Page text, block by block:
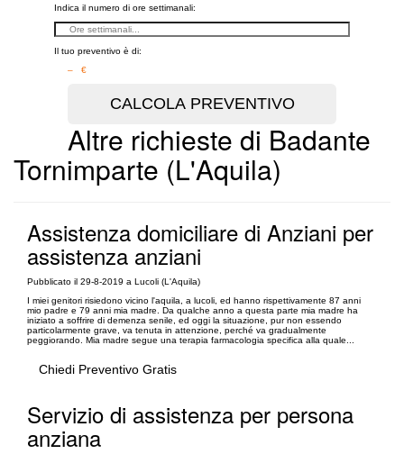
Indica il numero di ore settimanali:
Il tuo preventivo è di:
– €
Altre richieste di Badante
Tornimparte (L'Aquila)
Assistenza domiciliare di Anziani per
assistenza anziani
Pubblicato il 29-8-2019 a Lucoli (L'Aquila)
I miei genitori risiedono vicino l'aquila, a lucoli, ed hanno rispettivamente 87 anni
mio padre e 79 anni mia madre. Da qualche anno a questa parte mia madre ha
iniziato a soffrire di demenza senile, ed oggi la situazione, pur non essendo
particolarmente grave, va tenuta in attenzione, perché va gradualmente
peggiorando. Mia madre segue una terapia farmacologia specifica alla quale...
Chiedi Preventivo Gratis
Servizio di assistenza per persona
anziana